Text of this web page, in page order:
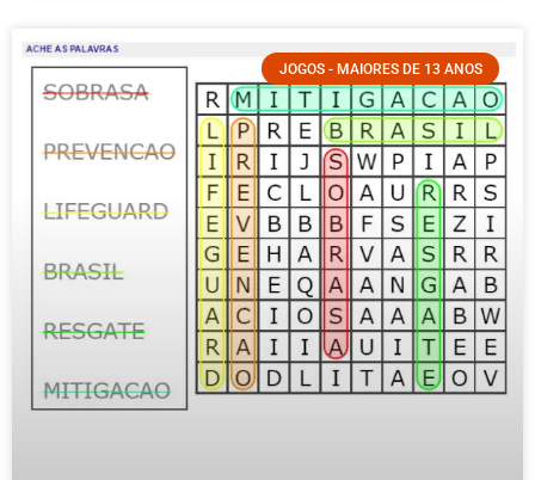
JOGOS - MAIORES DE 13 ANOS